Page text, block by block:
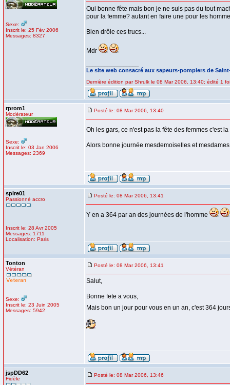
Sexe:
Inscrit le: 25 Fév 2006
Messages: 8327
Oui bonne fête mais bon je ne suis pas du tout
pour la femme? autant en faire une pour les
Bien drôle ces trucs...
Mdr
Le site web consacré aux sapeurs-pompiers de
Dernière édition par Shrulk le 08 Mar 2006, 13:40; édité 1
rprom1
Modérateur
Sexe:
Inscrit le: 03 Jan 2006
Messages: 2369
Posté le: 08 Mar 2006, 13:40
Oh les gars, ce n'est pas la fête des femmes c'est
Alors bonne journée mesdemoiselles et
spire01
Passionné accro
Inscrit le: 28 Avr 2005
Messages: 1711
Localisation: Paris
Posté le: 08 Mar 2006, 13:41
Y en a 364 par an des journées de l'homme
Tonton
Vétéran
Sexe:
Inscrit le: 23 Juin 2005
Messages: 5942
Posté le: 08 Mar 2006, 13:41
Salut,
Bonne fete a vous,
Mais bon un jour pour vous en un an, c'est 364
jspDD62
Fidèle
Posté le: 08 Mar 2006, 13:46